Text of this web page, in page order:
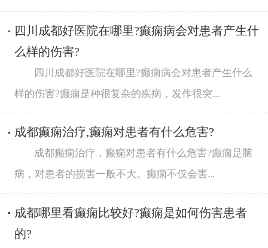
四川成都好医院在哪里?癫痫病会对患者产生什
么样的伤害?
四川成都好医院在哪里?癫痫病会对患者产生什么
样的伤害?癫痫是种很复杂的疾病，发作很突...
成都癫痫治疗,癫痫对患者有什么危害?
成都癫痫治疗，癫痫对患者有什么危害?癫痫是脑
病，对患者的损害一般不大。癫痫不仅会害...
成都哪里看癫痫比较好?癫痫是如何伤害患者
的?